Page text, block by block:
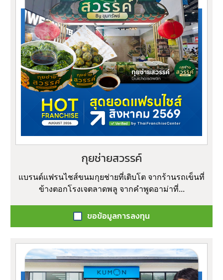
กุยช่ายสวรรค์
แบรนด์แฟรนไชส์ขนมกุยช่ายที่เติบโต จากร้านรถเข็นที่
ข้างตอกโรงเจตลาดพลู จากคำพูดอาม่าที่...
ขอข้อมูลการลงทุน